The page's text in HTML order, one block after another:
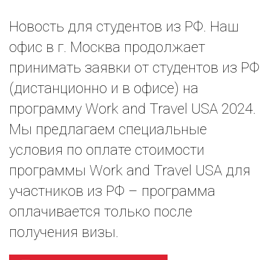
Новость для студентов из РФ. Наш
офис в г. Москва продолжает
принимать заявки от студентов из РФ
(дистанционно и в офисе) на
программу Work and Travel USA 2024.
Мы предлагаем специальные
условия по оплате стоимости
программы Work and Travel USA для
участников из РФ – программа
оплачивается только после
получения визы.